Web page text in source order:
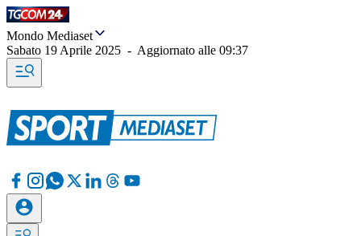
Mondo Mediaset
Sabato 19 Aprile 2025 - Aggiornato alle 09:37